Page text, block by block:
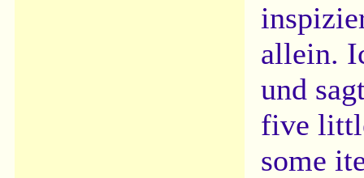
allein.
und
five
some